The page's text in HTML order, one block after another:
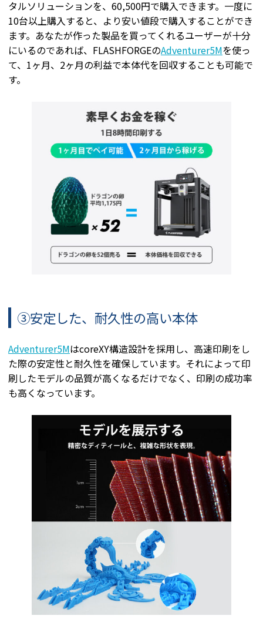
タルソリューションを、60,500円で購入できます。一度に
10台以上購入すると、より安い値段で購入することができ
ます。あなたが作った製品を買ってくれるユーザーが十分
にいるのであれば、FLASHFORGEのAdventurer5Mを使っ
て、1ヶ月、2ヶ月の利益で本体代を回収することも可能で
す。
③安定した、耐久性の高い本体
Adventurer5MはcoreXY構造設計を採用し、高速印刷をし
た際の安定性と耐久性を確保しています。それによって印
刷したモデルの品質が高くなるだけでなく、印刷の成功率
も高くなっています。